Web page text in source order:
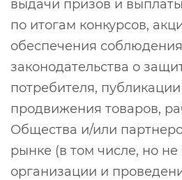
выдачи призов и
по итогам конкурсов,
обеспечения соблюдения
законодательства о
потребителя,
продвижения товаров,
Общества и/или
рынке (в том числе, но
организации и